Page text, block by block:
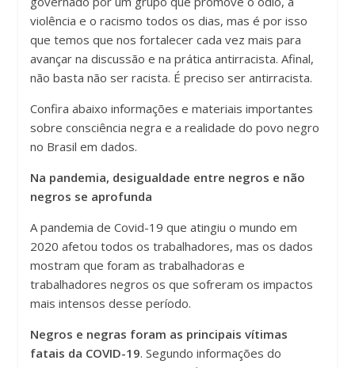
violência e o racismo todos os dias, mas é por isso
que temos que nos fortalecer cada vez mais para
avançar na discussão e na prática antirracista. Afinal,
não basta não ser racista. É preciso ser antirracista.
Confira abaixo informações e materiais importantes
sobre consciência negra e a realidade do povo negro
no Brasil em dados.
Na pandemia, desigualdade entre negros e não
negros se aprofunda
A pandemia de Covid-19 que atingiu o mundo em
2020 afetou todos os trabalhadores, mas os dados
mostram que foram as trabalhadoras e
trabalhadores negros os que sofreram os impactos
mais intensos desse período.
Negros e negras foram as principais vítimas
fatais da COVID-19. Segundo informações do